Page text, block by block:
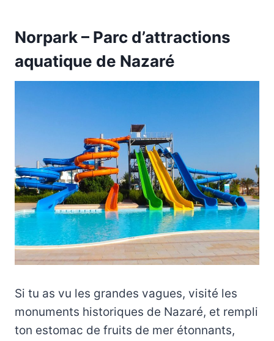
Norpark – Parc d’attractions
aquatique de Nazaré
Si tu as vu les grandes vagues, visité les
monuments historiques de Nazaré, et rempli
ton estomac de fruits de mer étonnants,